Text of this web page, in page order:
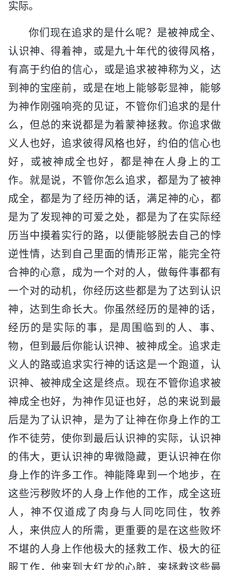
实际。
你们现在追求的是什么呢？是被神成全、
认识神、得着神，或是九十年代的彼得风格，
有高于约伯的信心，或是追求被神称为义，达
到神的宝座前，或是在地上能够彰显神，能够
为神作刚强响亮的见证，不管你们追求的是什
么，但总的来说都是为着蒙神拯救。你追求做
义人也好，追求彼得风格也好，约伯的信心也
好，或被神成全也好，都是神在人身上的工
作。就是说，不管你怎么追求，都是为了被神
成全，都是为了经历神的话，满足神的心，都
是为了发现神的可爱之处，都是为了在实际经
历当中摸着实行的路，以便能够脱去自己的悖
逆性情，达到自己里面的情形正常，能完全符
合神的心意，成为一个对的人，做每件事都有
一个对的动机，你经历这些都是为了达到认识
神，达到生命长大。你虽然经历的是神的话，
经历的是实际的事，是周围临到的人、事、
物，但到最后你能认识神、被神成全。追求走
义人的路或追求实行神的话这是一个跑道，认
识神、被神成全这是终点。现在不管你追求被
神成全也好，为神作见证也好，总的来说到最
后是为了认识神，是为了让神在你身上作的工
作不徒劳，使你到最后认识神的实际，认识神
的伟大，更认识神的卑微隐藏，更认识神在你
身上作的许多工作。神能降卑到一个地步，在
这些污秽败坏的人身上作他的工作，成全这班
人，神不仅道成了肉身与人同吃同住，牧养
人，来供应人的所需，更重要的是在这些败坏
不堪的人身上作他极大的拯救工作、极大的征
服工作，他来到大红龙的心脏，来拯救这些最